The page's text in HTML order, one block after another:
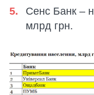
Сенс Банк –
млрд грн.